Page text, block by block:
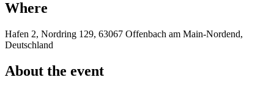
Where
Hafen 2, Nordring 129, 63067 Offenbach am Main-Nordend,
Deutschland
About the event